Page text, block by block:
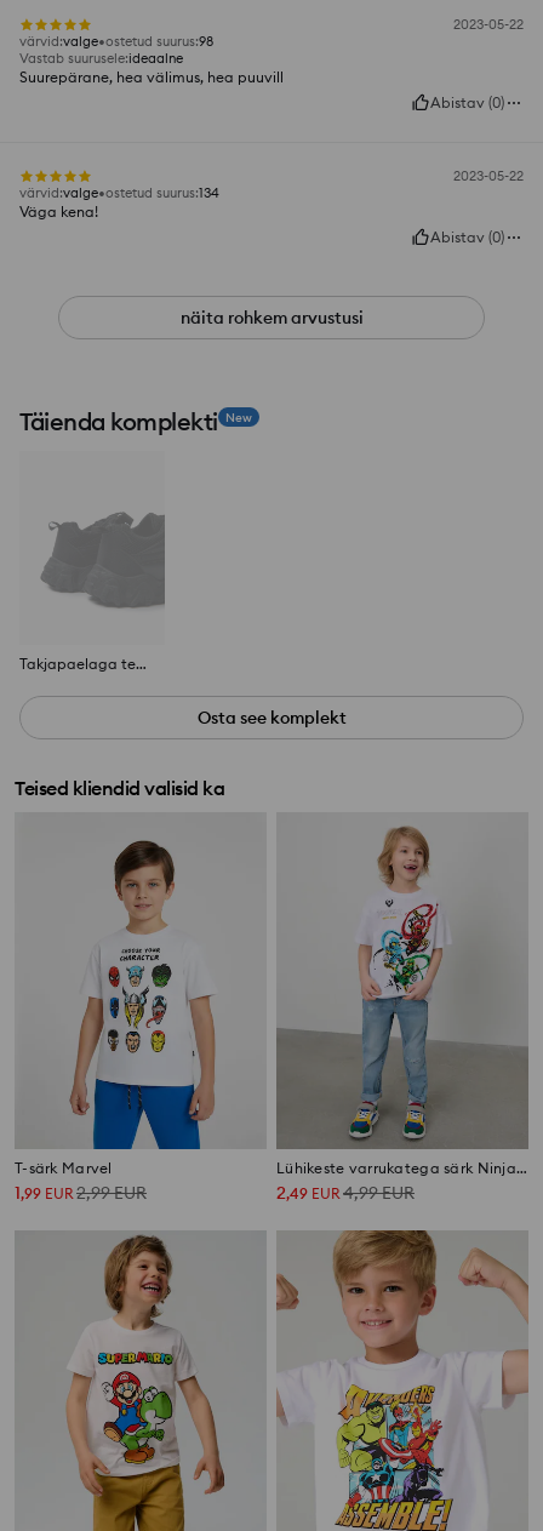
2023-05-22
värvid:valge ostetud suurus:98
Vastab suurusele:ideaalne
Suurepärane, hea välimus, hea puuvill
Abistav (0)
2023-05-22
värvid:valge ostetud suurus:134
Väga kena!
Abistav (0)
näita rohkem arvustusi
Täienda komplekti New
Takjapaelaga tennised
Osta see komplekt
Teised kliendid valisid ka
T-särk Marvel
1,99 EUR2,99EUR
Lühikeste varrukatega särk Ninjago
2,49 EUR4,99EUR